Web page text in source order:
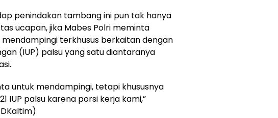
penindakan tambang ini pun tak hanya
ucapan, jika Mabes Polri meminta
terkhusus berkaitan dengan
(IUP) palsu yang satu diantaranya
untuk mendampingi, tetapi khususnya
IUP palsu karena porsi kerja kami,”